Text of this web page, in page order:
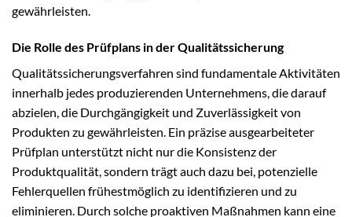
gewährleisten.
Die Rolle des Prüfplans in der Qualitätssicherung
Qualitätssicherungsverfahren sind fundamentale Aktivitäten
innerhalb jedes produzierenden Unternehmens, die darauf
abzielen, die Durchgängigkeit und Zuverlässigkeit von
Produkten zu gewährleisten. Ein präzise ausgearbeiteter
Prüfplan unterstützt nicht nur die Konsistenz der
Produktqualität, sondern trägt auch dazu bei, potenzielle
Fehlerquellen frühestmöglich zu identifizieren und zu
eliminieren. Durch solche proaktiven Maßnahmen kann eine